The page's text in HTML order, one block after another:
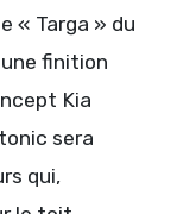
« Targa » du
finition
Kia
sera
qui,